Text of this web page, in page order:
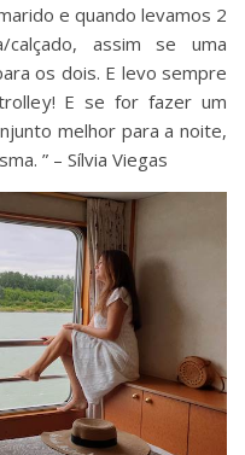
e quando levamos 2
assim se uma
os dois. E levo sempre
E se for fazer um
melhor para a noite,
” – ‪Sílvia Viegas‬